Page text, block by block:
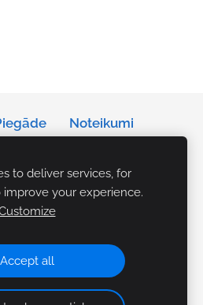
Noteikumi
+371 29141042
makslasceplis@gmail.com
to deliver services, for
your experience.
Accept all